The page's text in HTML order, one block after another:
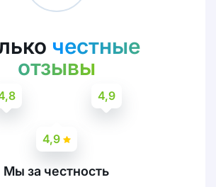
честные
отзывы
4,9
4,9
Мы за честность